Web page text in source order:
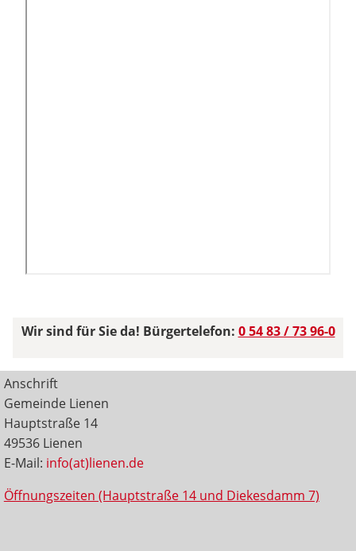
Wir sind für Sie da! Bürgertelefon: 0 54 83 / 73 96-0
Anschrift
Gemeinde Lienen
Hauptstraße 14
49536 Lienen
E-Mail: info(at)lienen.de
Öffnungszeiten (Hauptstraße 14 und Diekesdamm 7)